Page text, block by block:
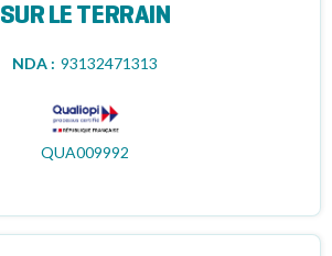
SUR LE TERRAIN
NDA : 93132471313
QUA009992